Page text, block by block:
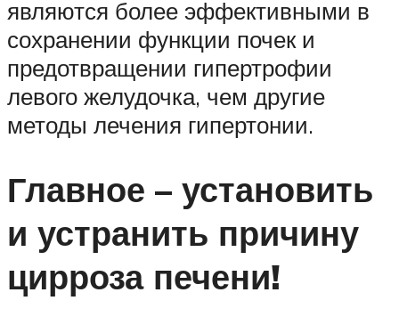
являются более эффективными в
сохранении функции почек и
предотвращении гипертрофии
левого желудочка, чем другие
методы лечения гипертонии.
Главное – установить
и устранить причину
цирроза печени!